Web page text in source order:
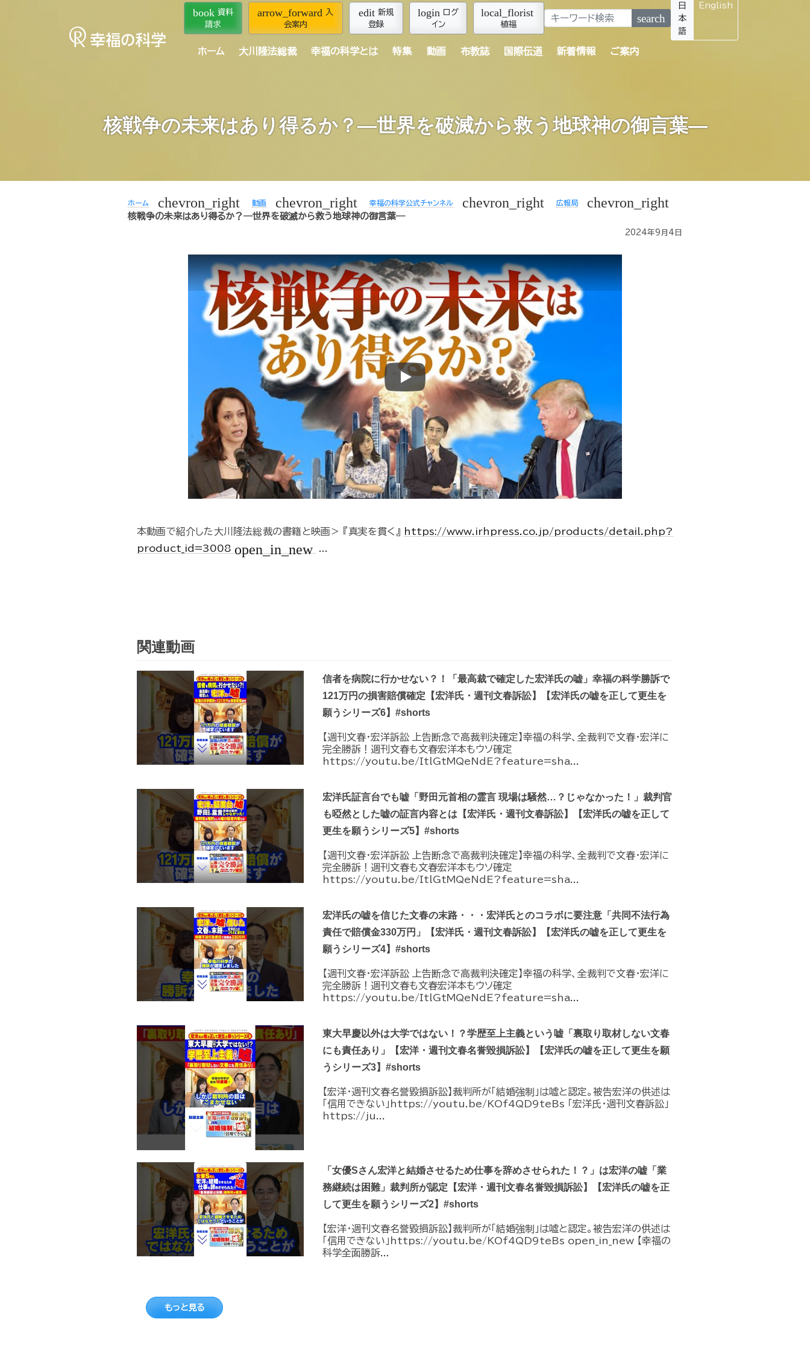
book 資料
請求
arrow_forward 入
会案内
edit 新規
登録
login ログ
イン
local_florist
植福 search
日
本
語
English
ホーム 大川隆法総裁 幸福の科学とは 特集 動画 布教誌 国際伝道 新着情報 ご案内
核戦争の未来はあり得るか？―世界を破滅から救う地球神の御言葉―
ホーム chevron_right 動画 chevron_right 幸福の科学公式チャンネル chevron_right 広報局 chevron_right
核戦争の未来はあり得るか？―世界を破滅から救う地球神の御言葉―
2024年9月4日
Play
本動画で紹介した大川隆法総裁の書籍と映画＞ 『真実を貫く』 https://www.irhpress.co.jp/products/detail.php?
product_id=3008 open_in_new ...
関連動画
信者を病院に行かせない？！「最高裁で確定した宏洋氏の嘘」幸福の科学勝訴で
121万円の損害賠償確定【宏洋氏・週刊文春訴訟】【宏洋氏の嘘を正して更生を
願うシリーズ6】#shorts
【週刊文春・宏洋訴訟 上告断念で高裁判決確定】幸福の科学、全裁判で文春・宏洋に
完全勝訴！週刊文春も文春宏洋本もウソ確定
https://youtu.be/ItlGtMQeNdE?feature=sha...
宏洋氏証言台でも嘘「野田元首相の霊言 現場は騒然…？じゃなかった！」裁判官
も啞然とした嘘の証言内容とは【宏洋氏・週刊文春訴訟】【宏洋氏の嘘を正して
更生を願うシリーズ5】#shorts
【週刊文春・宏洋訴訟 上告断念で高裁判決確定】幸福の科学、全裁判で文春・宏洋に
完全勝訴！週刊文春も文春宏洋本もウソ確定
https://youtu.be/ItlGtMQeNdE?feature=sha...
宏洋氏の嘘を信じた文春の末路・・・宏洋氏とのコラボに要注意「共同不法行為
責任で賠償金330万円」【宏洋氏・週刊文春訴訟】【宏洋氏の嘘を正して更生を
願うシリーズ4】#shorts
【週刊文春・宏洋訴訟 上告断念で高裁判決確定】幸福の科学、全裁判で文春・宏洋に
完全勝訴！週刊文春も文春宏洋本もウソ確定
https://youtu.be/ItlGtMQeNdE?feature=sha...
東大早慶以外は大学ではない！？学歴至上主義という嘘「裏取り取材しない文春
にも責任あり」【宏洋・週刊文春名誉毀損訴訟】【宏洋氏の嘘を正して更生を願
うシリーズ3】#shorts
【宏洋・週刊文春名誉毀損訴訟】裁判所が「結婚強制」は嘘と認定。被告宏洋の供述は
「信用できない」https://youtu.be/KOf4QD9teBs 「宏洋氏・週刊文春訴訟」
https://ju...
「女優Sさん宏洋と結婚させるため仕事を辞めさせられた！？」は宏洋の嘘「業
務継続は困難」裁判所が認定【宏洋・週刊文春名誉毀損訴訟】【宏洋氏の嘘を正
して更生を願うシリーズ2】#shorts
【宏洋・週刊文春名誉毀損訴訟】裁判所が「結婚強制」は嘘と認定。被告宏洋の供述は
「信用できない」https://youtu.be/KOf4QD9teBs open_in_new 【幸福の
科学全面勝訴...
もっと見る